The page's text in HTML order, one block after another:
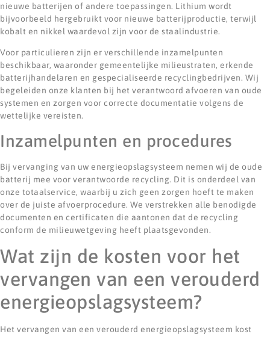
nieuwe batterijen of andere toepassingen. Lithium wordt
bijvoorbeeld hergebruikt voor nieuwe batterijproductie, terwijl
kobalt en nikkel waardevol zijn voor de staalindustrie.
Voor particulieren zijn er verschillende inzamelpunten
beschikbaar, waaronder gemeentelijke milieustraten, erkende
batterijhandelaren en gespecialiseerde recyclingbedrijven. Wij
begeleiden onze klanten bij het verantwoord afvoeren van oude
systemen en zorgen voor correcte documentatie volgens de
wettelijke vereisten.
Inzamelpunten en procedures
Bij vervanging van uw energieopslagsysteem nemen wij de oude
batterij mee voor verantwoorde recycling. Dit is onderdeel van
onze totaalservice, waarbij u zich geen zorgen hoeft te maken
over de juiste afvoerprocedure. We verstrekken alle benodigde
documenten en certificaten die aantonen dat de recycling
conform de milieuwetgeving heeft plaatsgevonden.
Wat zijn de kosten voor het
vervangen van een verouderd
energieopslagsysteem?
Het vervangen van een verouderd energieopslagsysteem kost